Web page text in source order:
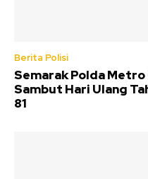
Berita Polisi
Semarak Polda
Sambut Hari Ulang
81